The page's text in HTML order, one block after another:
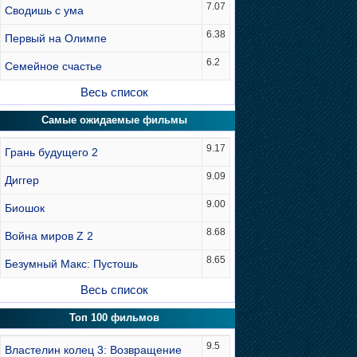
Сводишь с ума 7.07
Первый на Олимпе 6.38
Семейное счастье 6.2
Весь список
Самые ожидаемые фильмы
Грань будущего 2 9.17
Диггер 9.09
Биошок 9.00
Война миров Z 2 8.68
Безумный Макс: Пустошь 8.65
Весь список
Топ 100 фильмов
Властелин колец 3: Возвращение
9.5